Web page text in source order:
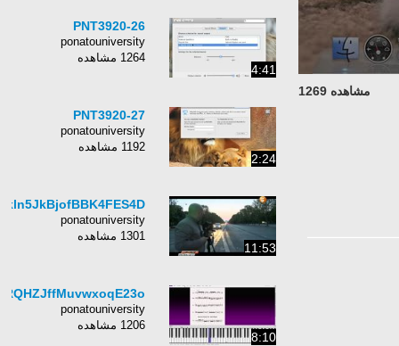
مشاهده 1269
4:41
PNT3920-26
ponatouniversity
1264 مشاهده
2:24
PNT3920-27
ponatouniversity
1192 مشاهده
11:53
ponatouniversity
1301 مشاهده
8:10
ponatouniversity
1206 مشاهده